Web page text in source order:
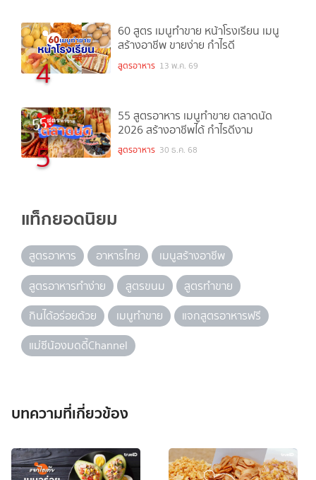
4
60 สูตร เมนูทำขาย หน้าโรงเรียน เมนู
สร้างอาชีพ ขายง่าย กำไรดี
สูตรอาหาร 13 พ.ค. 69
5
55 สูตรอาหาร เมนูทำขาย ตลาดนัด
2026 สร้างอาชีพได้ กำไรดีงาม
สูตรอาหาร 30 ธ.ค. 68
แท็กยอดนิยม
สูตรอาหาร อาหารไทย
เมนูสร้างอาชีพ
สูตรอาหารทำง่าย
สูตรขนม
สูตรทำขาย
กินได้อร่อยด้วย
เมนูทำขาย
แจกสูตรอาหารฟรี
แม่ซีน้องมดดี้Channel
บทความที่เกี่ยวข้อง